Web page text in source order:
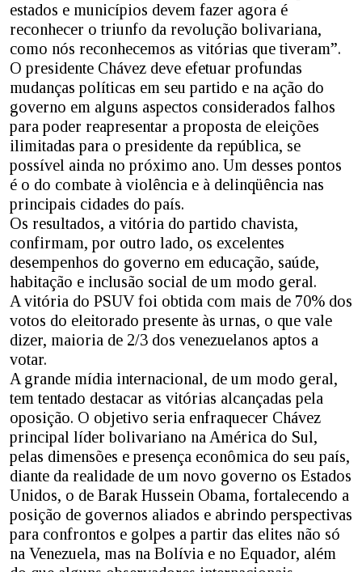
estados e municípios devem fazer agora é
reconhecer o triunfo da revolução bolivariana,
como nós reconhecemos as vitórias que tiveram”.
O presidente Chávez deve efetuar profundas
mudanças políticas em seu partido e na ação do
governo em alguns aspectos considerados falhos
para poder reapresentar a proposta de eleições
ilimitadas para o presidente da república, se
possível ainda no próximo ano. Um desses pontos
é o do combate à violência e à delinqüência nas
principais cidades do país.
Os resultados, a vitória do partido chavista,
confirmam, por outro lado, os excelentes
desempenhos do governo em educação, saúde,
habitação e inclusão social de um modo geral.
A vitória do PSUV foi obtida com mais de 70% dos
votos do eleitorado presente às urnas, o que vale
dizer, maioria de 2/3 dos venezuelanos aptos a
votar.
A grande mídia internacional, de um modo geral,
tem tentado destacar as vitórias alcançadas pela
oposição. O objetivo seria enfraquecer Chávez
principal líder bolivariano na América do Sul,
pelas dimensões e presença econômica do seu país,
diante da realidade de um novo governo os Estados
Unidos, o de Barak Hussein Obama, fortalecendo a
posição de governos aliados e abrindo perspectivas
para confrontos e golpes a partir das elites não só
na Venezuela, mas na Bolívia e no Equador, além